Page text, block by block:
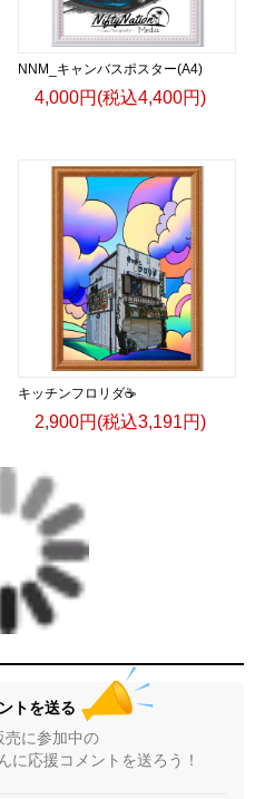
NNM_キャンバスポスター(A4)
4,000円(税込4,400円)
キッチンフロリダ☕️
2,900円(税込3,191円)
ントを送る
売に参加中の
に応援コメントを送ろう！